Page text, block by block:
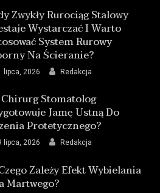
Zwykły Rurociąg Stalowy
Wystarczać I Warto
System Rurowy
Na Ścieranie?
lipca, 2026 Redakcja
Chirurg Stomatolog
Jamę Ustną Do
Protetycznego?
lipca, 2026 Redakcja
Zależy Efekt Wybielania
Martwego?